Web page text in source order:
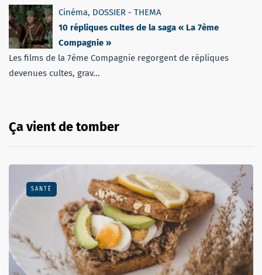
Cinéma, DOSSIER - THEMA
10 répliques cultes de la saga « La 7ème
Compagnie »
Les films de la 7ème Compagnie regorgent de répliques
devenues cultes, grav...
Ça vient de tomber
SANTÉ